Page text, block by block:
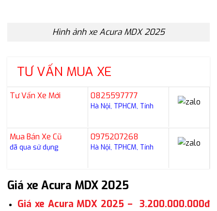
Hình ảnh xe Acura MDX 2025
TƯ VẤN MUA XE
Tư Vấn Xe Mới 0825597777
Hà Nội, TPHCM, Tỉnh
Mua Bán Xe Cũ
đã qua sử dụng
0975207268
Hà Nội, TPHCM, Tỉnh
Giá xe Acura MDX 2025
Giá xe Acura MDX 2025 – 3.200.000.000đ